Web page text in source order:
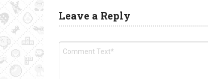
Leave a Reply